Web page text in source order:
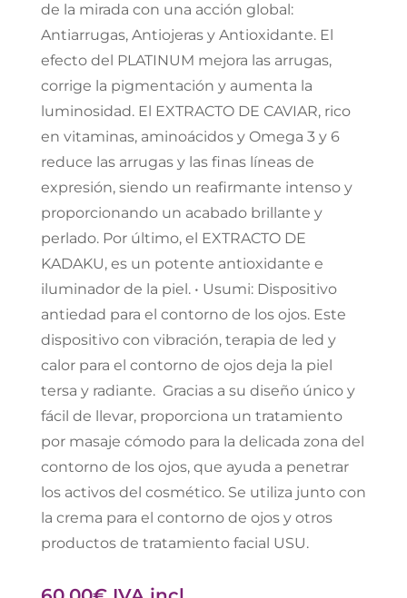
de la mirada con una acción global:
Antiarrugas, Antiojeras y Antioxidante. El
efecto del PLATINUM mejora las arrugas,
corrige la pigmentación y aumenta la
luminosidad. El EXTRACTO DE CAVIAR, rico
en vitaminas, aminoácidos y Omega 3 y 6
reduce las arrugas y las finas líneas de
expresión, siendo un reafirmante intenso y
proporcionando un acabado brillante y
perlado. Por último, el EXTRACTO DE
KADAKU, es un potente antioxidante e
iluminador de la piel. • Usumi: Dispositivo
antiedad para el contorno de los ojos. Este
dispositivo con vibración, terapia de led y
calor para el contorno de ojos deja la piel
tersa y radiante. Gracias a su diseño único y
fácil de llevar, proporciona un tratamiento
por masaje cómodo para la delicada zona del
contorno de los ojos, que ayuda a penetrar
los activos del cosmético. Se utiliza junto con
la crema para el contorno de ojos y otros
productos de tratamiento facial USU.